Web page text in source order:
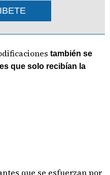
también se
que solo recibían la
que se esfuerzan por